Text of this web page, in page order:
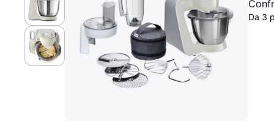
Elenco negozi
Da 3